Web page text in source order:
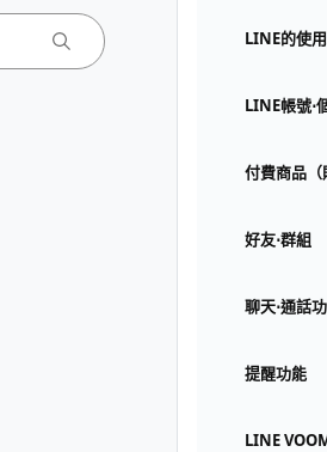
LINE的使
LINE帳號⋅
付費商品（
好友⋅群組
聊天⋅通話
提醒功能
LINE